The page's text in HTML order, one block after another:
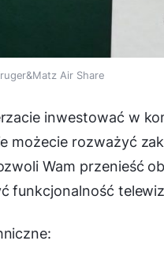
Air Share
inwestować w
możecie rozważyć
Wam przenieść
funkcjonalność